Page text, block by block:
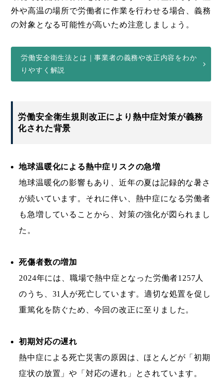
外や高温の場所で労働者に作業を行わせる場合、義務
の対象となる可能性が高いため注意しましょう。
労働安全衛生法とは｜事業者の義務や改正内容をわか
りやすく解説
労働安全衛生規則改正により熱中症対策が義務
化された背景
地球温暖化による熱中症リスクの急増
地球温暖化の影響もあり、近年の夏は記録的な暑さ
が続いています。それに伴い、熱中症になる労働者
も急増していることから、対策の強化が図られまし
た。
死傷者数の増加
2024年には、職場で熱中症となった労働者1257人
のうち、31人が死亡しています。適切な処置を促し
重篤化を防ぐため、今回の改正に至りました。
初期対応の遅れ
熱中症による死亡災害の原因は、ほとんどが「初期
症状の放置」や「対応の遅れ」とされています。